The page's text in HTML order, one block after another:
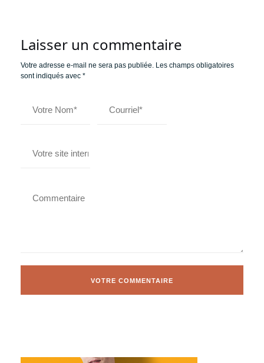
Laisser un commentaire
Votre adresse e-mail ne sera pas publiée. Les champs obligatoires
sont indiqués avec *